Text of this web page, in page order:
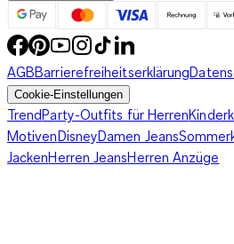
AGBBarrierefreiheitserklärung
Cookie-Einstellungen
TrendParty-Outfits für Herren
MotivenDisneyDamen Jeans
JackenHerren JeansHerren Anzüge